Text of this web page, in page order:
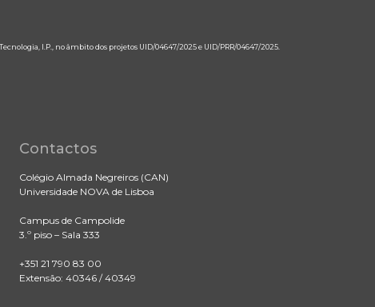
I.P., no âmbito dos projetos UID/04647/2025 e UID/PRR/04647/2025.
Contactos
Colégio Almada Negreiros (CAN)
Universidade NOVA de Lisboa
Campus de Campolide
3.º piso – Sala 333
+351 21 790 83 00
Extensão: 40346 / 40349